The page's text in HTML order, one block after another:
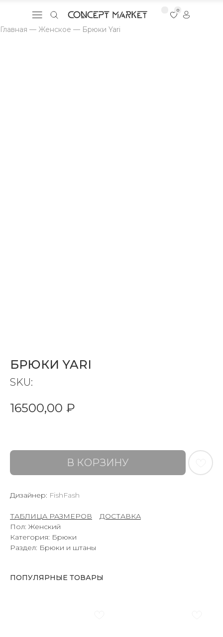
0
Главная — Женское — Брюки Yari
БРЮКИ YARI
SKU:
16500,00 ₽
В КОРЗИНУ
Дизайнер: FishFash
ТАБЛИЦА РАЗМЕРОВ
ДОСТАВКА
Пол: Женский
Категория: Брюки
Раздел: Брюки и штаны
ПОПУЛЯРНЫЕ ТОВАРЫ